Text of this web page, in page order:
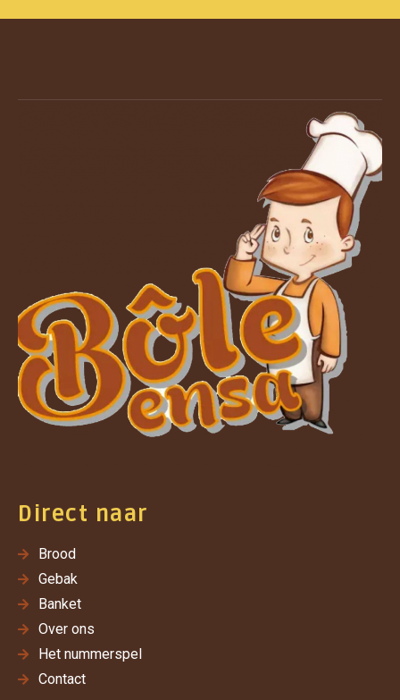
Direct naar
Brood
Gebak
Banket
Over ons
Het nummerspel
Contact